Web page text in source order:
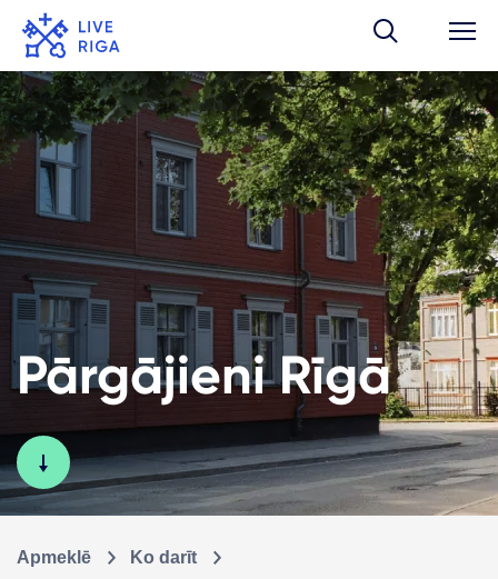
Pārgājieni Rīgā
Apmeklē Ko darīt